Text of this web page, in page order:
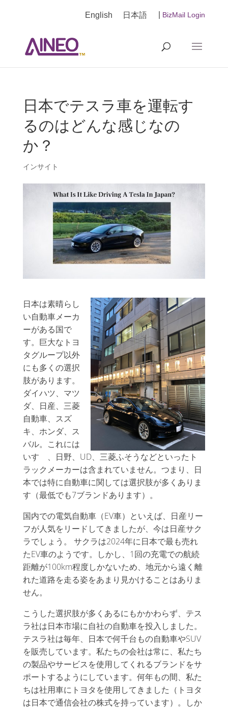
English 日本語 BizMail Login
日本でテスラ車を運転す
るのはどんな感じなの
か？
インサイト
日本は素晴らし
い自動車メーカ
ーがある国で
す。巨大なトヨ
タグループ以外
にも多くの選択
肢があります。
ダイハツ、マツ
ダ、日産、三菱
自動車、スズ
キ、ホンダ、ス
バル。これには
いすゞ、日野、UD、三菱ふそうなどといったト
ラックメーカーは含まれていません。つまり、日
本では特に自動車に関しては選択肢が多くありま
す（最低でも7ブランドあります）。
国内での電気自動車（EV車）といえば、日産リー
フが人気をリードしてきましたが、今は日産サク
ラでしょう。 サクラは2024年に日本で最も売れ
たEV車のようです。しかし、1回の充電での航続
距離が100km程度しかないため、地元から遠く離
れた道路を走る姿をあまり見かけることはありま
せん。
こうした選択肢が多くあるにもかかわらず、テス
ラ社は日本市場に自社の自動車を投入しました。
テスラ社は毎年、日本で何千台もの自動車やSUV
を販売しています。私たちの会社は常に、私たち
の製品やサービスを使用してくれるブランドをサ
ポートするようにしています。何年もの間、私た
ちは社用車にトヨタを使用してきました（トヨタ
は日本で通信会社の株式を持っています）。しか